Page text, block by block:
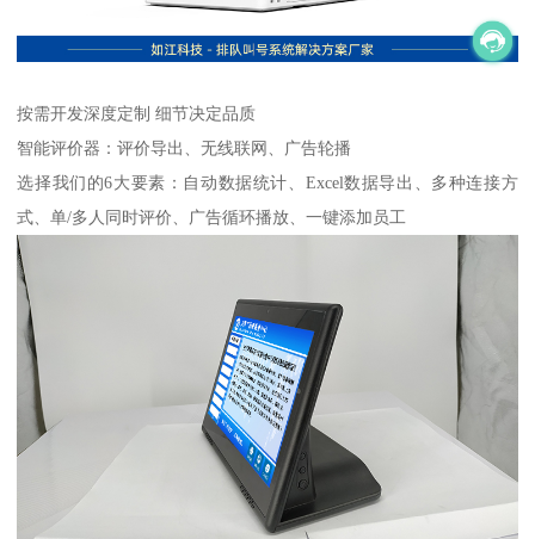
按需开发深度定制 细节决定品质
智能评价器：评价导出、无线联网、广告轮播
选择我们的6大要素：自动数据统计、Excel数据导出、多种连接方
式、单/多人同时评价、广告循环播放、一键添加员工